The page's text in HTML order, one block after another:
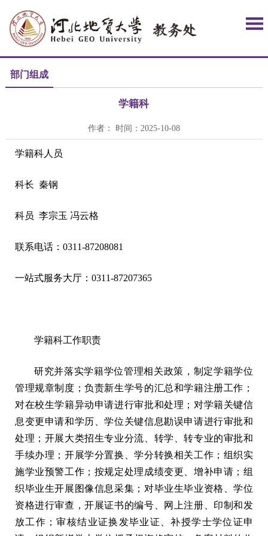
部门组成
学籍科
作者： 时间：2025-10-08
学籍科人员
科长 秦钢
科员 李宗玉 冯云格
联系电话：0311-87208081
一站式服务大厅：0311-87207365
学籍科工作职责
研究并落实学籍学位管理相关政策，制定学籍学位
管理规章制度；负责新生学号的汇总和学籍注册工作；
对在校生学籍异动申请进行审批和处理；对学籍关键信
息变更申请和学历、学位关键信息勘误申请进行审批和
处理；开展大类招生专业分流、转学、转专业的审批和
手续办理；开展学分置换、学分转换相关工作；组织实
施学业预警工作；按规定处理成绩变更、增补申请；组
织毕业生开展图像信息采集；对毕业生毕业资格、学位
资格进行审查，开展证书的编号、网上注册、印制和发
放工作；审核结业证换发毕业证、补授学士学位证申